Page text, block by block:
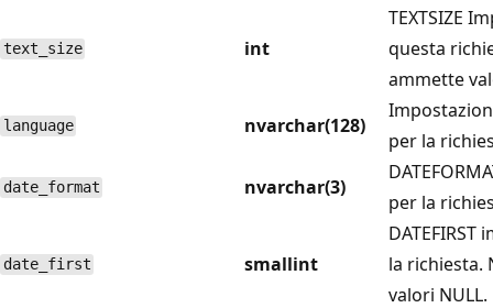
text_size int
TEXTSIZE
questa
ammette
language nvarchar(128)
per la
date_format nvarchar(3)
per la
date_first smallint
la richiesta.
valori NULL.